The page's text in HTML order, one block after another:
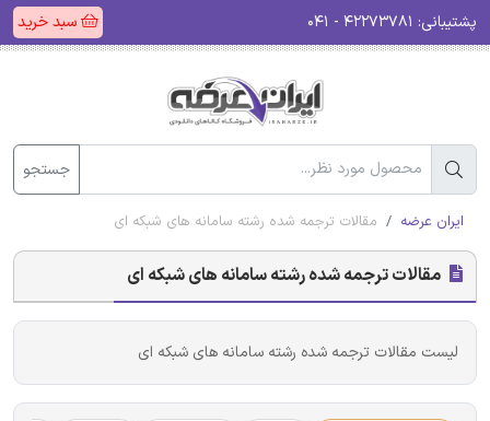
پشتیبانی: سبد خرید
جستجو
ایران عرضه مقالات ترجمه شده رشته سامانه های شبکه ای
مقالات ترجمه شده رشته سامانه های شبکه ای
لیست مقالات ترجمه شده رشته سامانه های شبکه ای